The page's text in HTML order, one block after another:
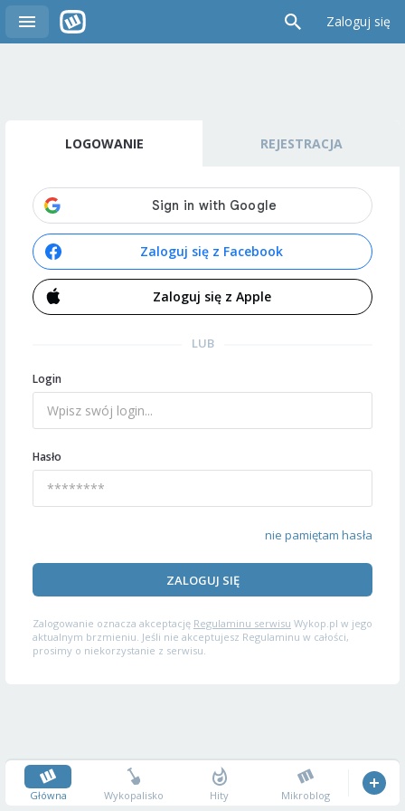
Zaloguj się
LOGOWANIE REJESTRACJA
Zaloguj się z Facebook
Zaloguj się z Apple
LUB
Login
Hasło
nie pamiętam hasła
ZALOGUJ SIĘ
Zalogowanie oznacza akceptację Regulaminu serwisu Wykop.pl w jego
aktualnym brzmieniu. Jeśli nie akceptujesz Regulaminu w całości,
prosimy o niekorzystanie z serwisu.
Główna Wykopalisko Hity Mikroblog